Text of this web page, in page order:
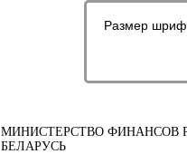
Размер
МИНИСТЕРСТВО ФИНАНСОВ
БЕЛАРУСЬ